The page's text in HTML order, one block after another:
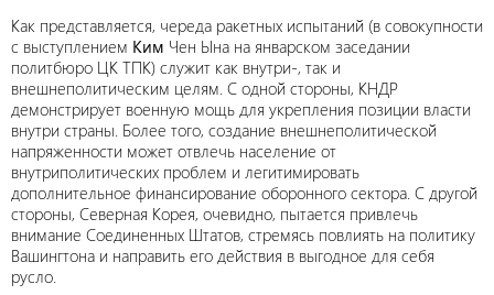
Как представляется, череда ракетных испытаний (в совокупности
с выступлением Ким Чен Ына на январском заседании
политбюро ЦК ТПК) служит как внутри-, так и
внешнеполитическим целям. С одной стороны, КНДР
демонстрирует военную мощь для укрепления позиции власти
внутри страны. Более того, создание внешнеполитической
напряженности может отвлечь население от
внутриполитических проблем и легитимировать
дополнительное финансирование оборонного сектора. С другой
стороны, Северная Корея, очевидно, пытается привлечь
внимание Соединенных Штатов, стремясь повлиять на политику
Вашингтона и направить его действия в выгодное для себя
русло.